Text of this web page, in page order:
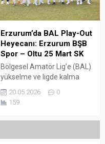
Erzurum’da BAL Play-Out
Heyecanı: Erzurum BŞB
Spor – Oltu 25 Mart SK
Bölgesel Amatör Lig’e (BAL)
yükselme ve ligde kalma
zirveye taşınıyor. Erzurum
Büyükşehir Belediyesi Spor
BAL’de yer alabilmek için
20.05.2026
0
159